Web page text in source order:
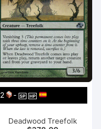
2 - SP HP
Deadwood Treefolk